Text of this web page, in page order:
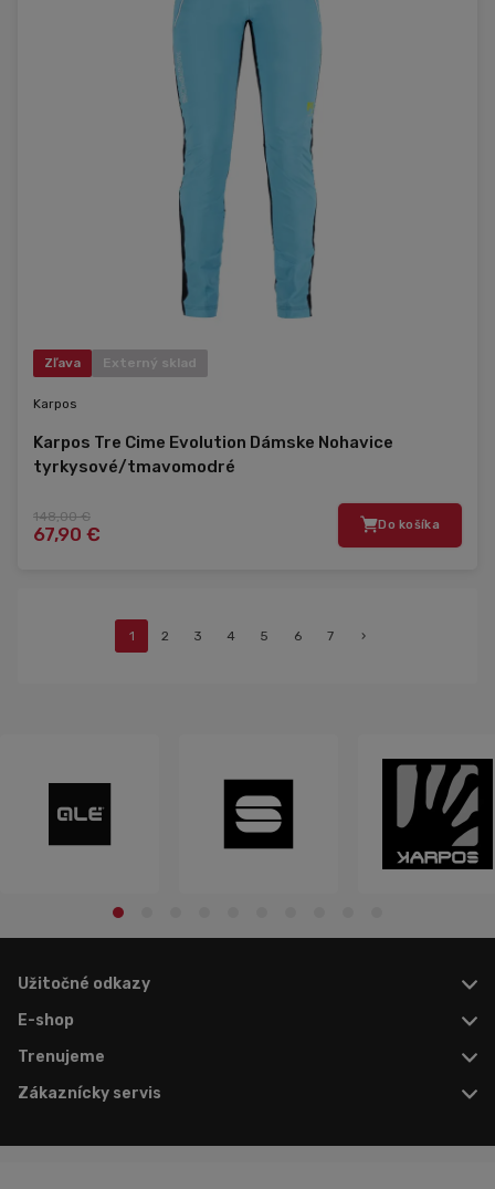
Zľava Externý sklad
Karpos
Karpos Tre Cime Evolution Dámske Nohavice
tyrkysové/tmavomodré
148,00 €
67,90 € Do košíka
1 2 3 4 5 6 7 ›
Užitočné odkazy
E-shop
Trenujeme
Zákaznícky servis